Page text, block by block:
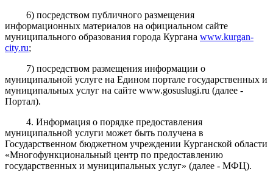
6) посредством публичного размещения
информационных материалов на официальном сайте
муниципального образования города Кургана www.kurgan-
city.ru;
7) посредством размещения информации о
муниципальной услуге на Едином портале государственных и
муниципальных услуг на сайте www.gosuslugi.ru (далее -
Портал).
4. Информация о порядке предоставления
муниципальной услуги может быть получена в
Государственном бюджетном учреждении Курганской области
«Многофункциональный центр по предоставлению
государственных и муниципальных услуг» (далее - МФЦ).